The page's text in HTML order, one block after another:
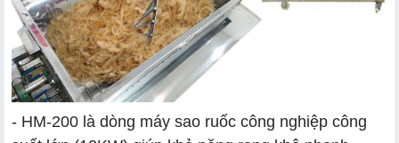
- HM-200 là dòng máy sao ruốc công nghiệp công